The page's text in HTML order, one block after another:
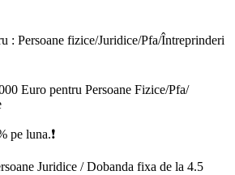
: Persoane fizice/Juridice/Pfa/Întreprinderi
Euro pentru Persoane Fizice/Pfa/
pe luna.❗️
Juridice / Dobanda fixa de la 4.5